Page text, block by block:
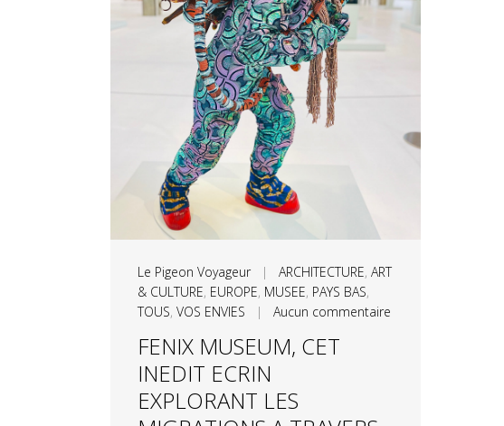
Le Pigeon Voyageur| ARCHITECTURE, ART
& CULTURE, EUROPE, MUSEE, PAYS BAS,
TOUS, VOS ENVIES | Aucun commentaire
FENIX MUSEUM, CET
INEDIT ECRIN
EXPLORANT LES